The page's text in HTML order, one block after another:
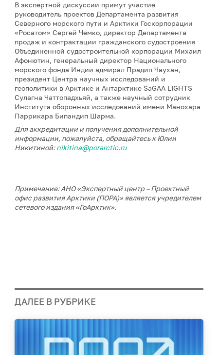
В экспертной дискуссии примут участие
руководитель проектов Департамента развития
Северного морского пути и Арктики Госкорпорации
«Росатом» Сергей Чемко, директор Департамента
продаж и контрактации гражданского судостроения
Объединенной судостроительной корпорации Михаил
Афонютин, генеральный директор Национального
морского фонда Индии адмирал Прадип Чаухан,
президент Центра научных исследований и
геополитики в Арктике и Антарктике SaGAA LIGHTS
Сулагна Чаттопадхьяй, а также научный сотрудник
Института оборонных исследований имени Манохара
Паррикара Бипандип Шарма.
Для аккредитации и получения дополнительной
информации, пожалуйста, обращайтесь к Юлии
Никитиной:nikitina@porarctic.ru
Примечание: АНО «Экспертный центр – Проектный
офис развития Арктики (ПОРА)» является учредителем
сетевого издания «ГоАрктик».
ДАЛЕЕ В РУБРИКЕ